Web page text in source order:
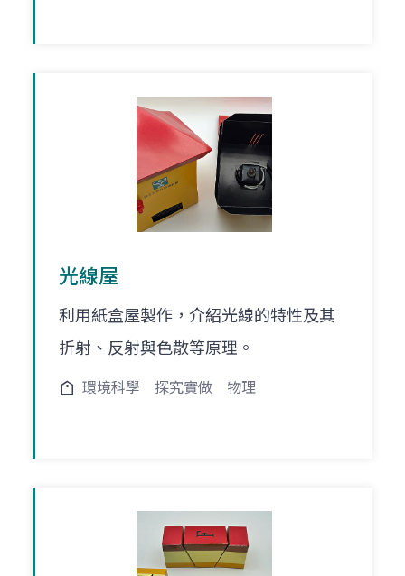
光線屋
利用紙盒屋製作，介紹光線的特性及其
折射、反射與色散等原理。
環境科學 探究實做 物理